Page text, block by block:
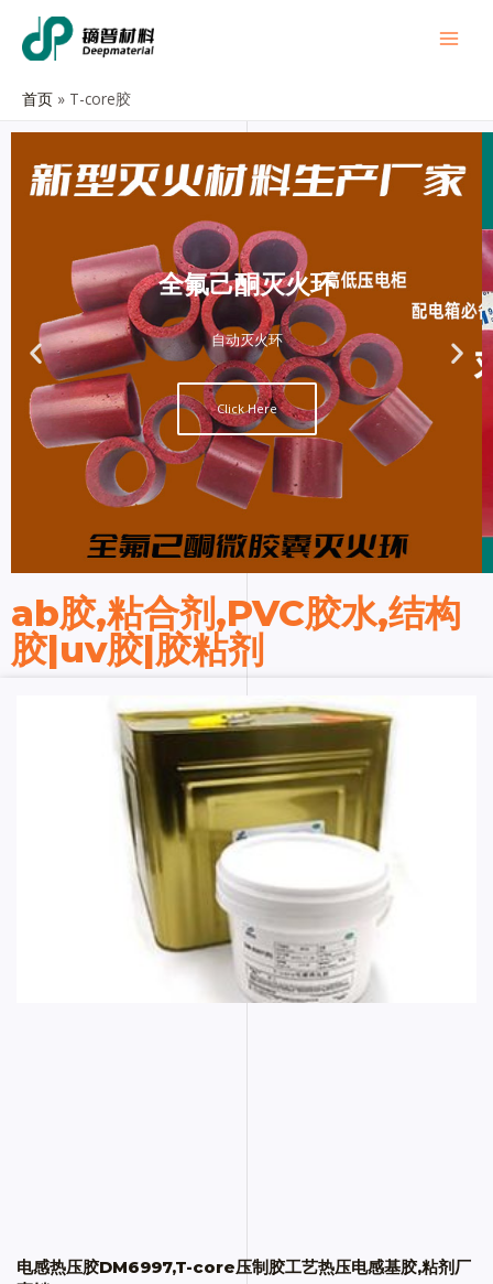
首页 T-core胶
全氟己酮灭火环
自动灭火环
Click Here
ab胶,粘合剂,PVC胶水,结构
胶|uv胶|胶粘剂
电感热压胶DM6997,T-core压制胶工艺热压电感基胶,粘剂厂